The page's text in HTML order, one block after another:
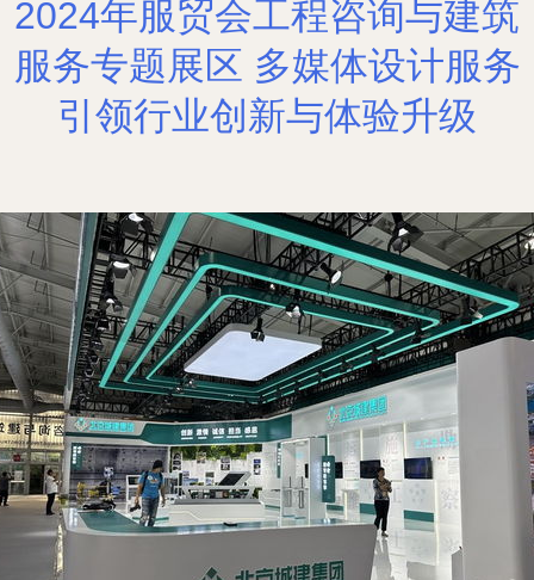
2024年服贸会工程咨询与建筑
服务专题展区 多媒体设计服务
引领行业创新与体验升级